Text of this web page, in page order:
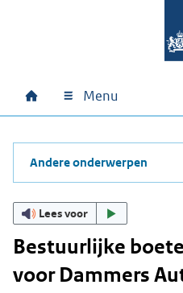
Hoofdnavigatie
Home Menu
Andere onderwerpen
Lees voor
Bestuurlijke
voor Dammers